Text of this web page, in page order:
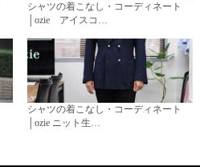
シャツの着こなし・コーディネート
│ozie アイスコ…
シャツの着こなし・コーディネート
│ozie ニット生…